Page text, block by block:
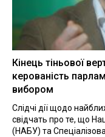
Кінець тіньової
керованість
вибором
Слідчі дії щодо
свідчать про те, що
(НАБУ) та